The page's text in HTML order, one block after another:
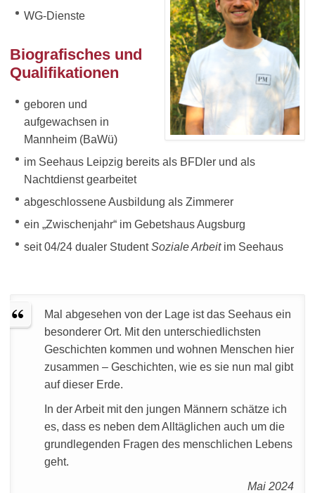
WG-Dienste
Biografisches und
Qualifikationen
geboren und
aufgewachsen in
Mannheim (BaWü)
im Seehaus Leipzig bereits als BFDler und als
Nachtdienst gearbeitet
abgeschlossene Ausbildung als Zimmerer
ein „Zwischenjahr“ im Gebetshaus Augsburg
seit 04/24 dualer StudentSoziale Arbeitim Seehaus
Mal abgesehen von der Lage ist das Seehaus ein
besonderer Ort. Mit den unterschiedlichsten
Geschichten kommen und wohnen Menschen hier
zusammen – Geschichten, wie es sie nun mal gibt
auf dieser Erde.
In der Arbeit mit den jungen Männern schätze ich
es, dass es neben dem Alltäglichen auch um die
grundlegenden Fragen des menschlichen Lebens
geht.
Mai 2024